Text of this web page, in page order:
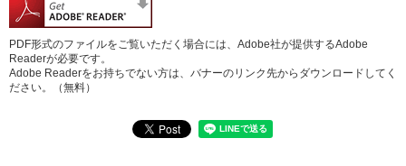
PDF形式のファイルをご覧いただく場合には、Adobe社が提供するAdobe
Readerが必要です。
Adobe Readerをお持ちでない方は、バナーのリンク先からダウンロードしてく
ださい。（無料）